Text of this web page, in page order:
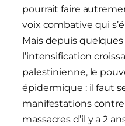
pourrait faire
voix combative qui
Mais depuis
l’intensification
palestinienne, le
épidermique : il faut
manifestations
massacres d’il y a 2